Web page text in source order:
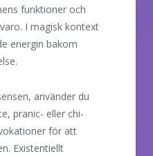
funktioner och
I magisk kontext
energin bakom
använder du
pranic- eller chi-
för att
Existentiellt